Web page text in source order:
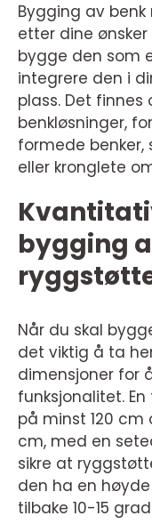
Bygging av
etter dine
bygge den som
integrere den i
plass. Det
benkløsninger,
formede benker,
eller kronglete
bygging
Når du skal
det viktig å ta
dimensjoner for
funksjonalitet.
på minst 120
cm, med en
sikre at
den ha en
tilbake 10-15